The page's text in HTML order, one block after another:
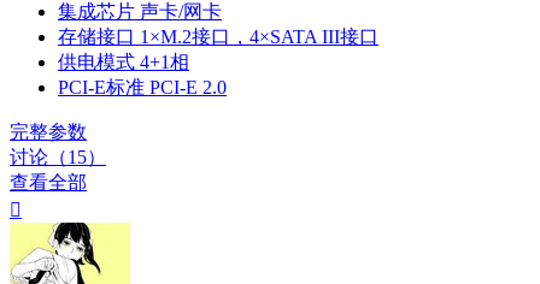
集成芯片 声卡/网卡
存储接口 1×M.2接口，4×SATA III接口
供电模式 4+1相
PCI-E标准 PCI-E 2.0
完整参数
讨论（15）
查看全部
